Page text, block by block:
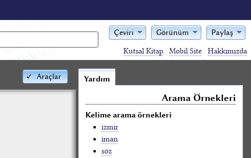
Çeviri Görünüm Paylaş
Kutsal Kitap Mobil Site Hakkımızda
Araçlar Yardım
Arama Örnekleri
Kelime arama örnekleri
izmir
iman
söz